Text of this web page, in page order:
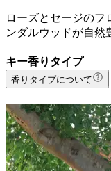
ローズとセージのフ
ンダルウッドが自然
キー香りタイプ
香りタイプについて